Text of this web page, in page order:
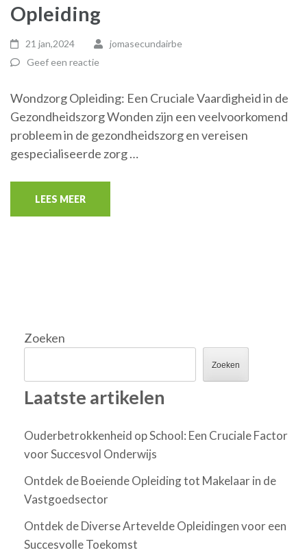
Opleiding
21 jan,2024
jomasecundairbe
Geef een reactie
Wondzorg Opleiding: Een Cruciale Vaardigheid in de
Gezondheidszorg Wonden zijn een veelvoorkomend
probleem in de gezondheidszorg en vereisen
gespecialiseerde zorg …
LEES MEER
Zoeken
Zoeken
Laatste artikelen
Ouderbetrokkenheid op School: Een Cruciale Factor
voor Succesvol Onderwijs
Ontdek de Boeiende Opleiding tot Makelaar in de
Vastgoedsector
Ontdek de Diverse Artevelde Opleidingen voor een
Succesvolle Toekomst